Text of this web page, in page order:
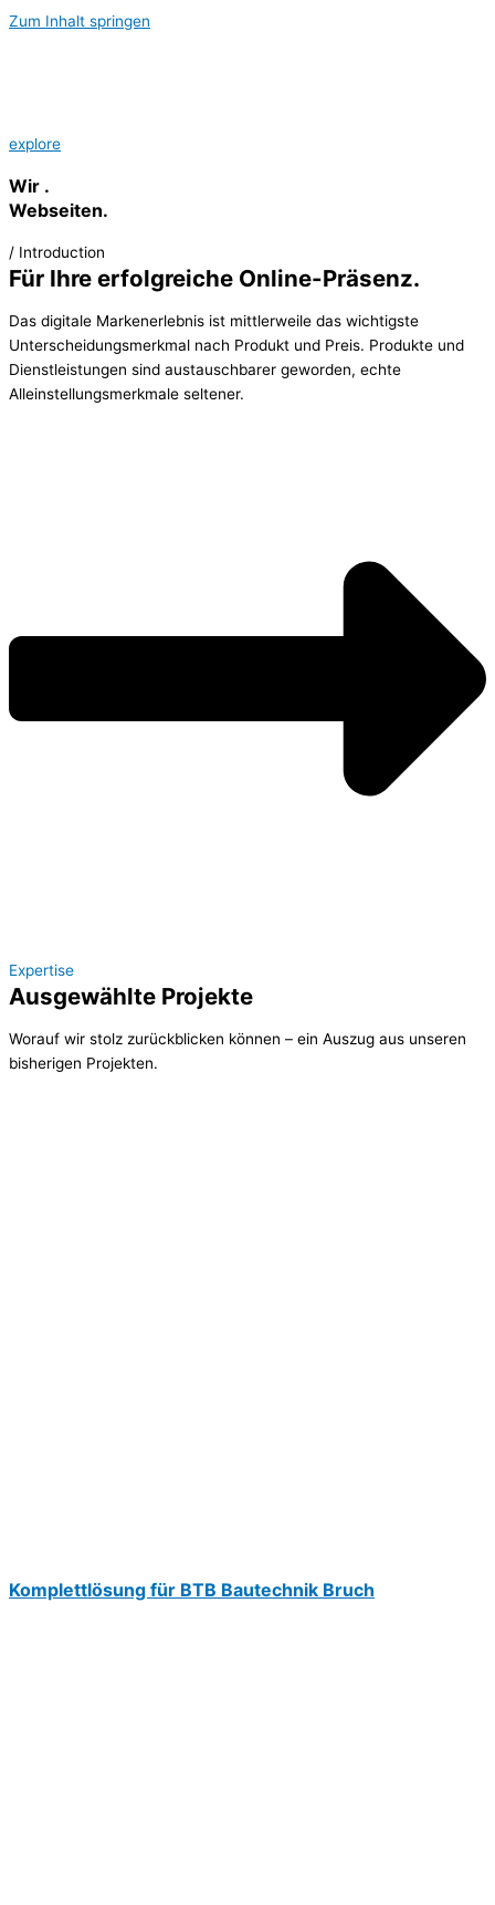
Zum Inhalt springen
explore
Wir .
Webseiten.
/ Introduction
Für Ihre erfolgreiche Online-Präsenz.
Das digitale Markenerlebnis ist mittlerweile das wichtigste
Unterscheidungsmerkmal nach Produkt und Preis. Produkte und
Dienstleistungen sind austauschbarer geworden, echte
Alleinstellungsmerkmale seltener.
Expertise
Ausgewählte Projekte
Worauf wir stolz zurückblicken können – ein Auszug aus unseren
bisherigen Projekten.
Komplettlösung für BTB Bautechnik Bruch